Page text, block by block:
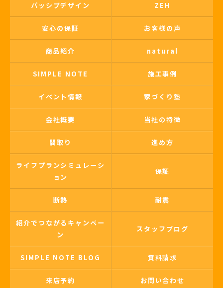
パッシブデザイン ZEH
安心の保証 お客様の声
商品紹介 natural
SIMPLE NOTE 施工事例
イベント情報 家づくり塾
会社概要 当社の特徴
間取り 進め方
ライフプランシミュレーシ
ョン
保証
断熱 耐震
紹介でつながるキャンペー
ン
スタッフブログ
SIMPLE NOTE BLOG 資料請求
来店予約 お問い合わせ